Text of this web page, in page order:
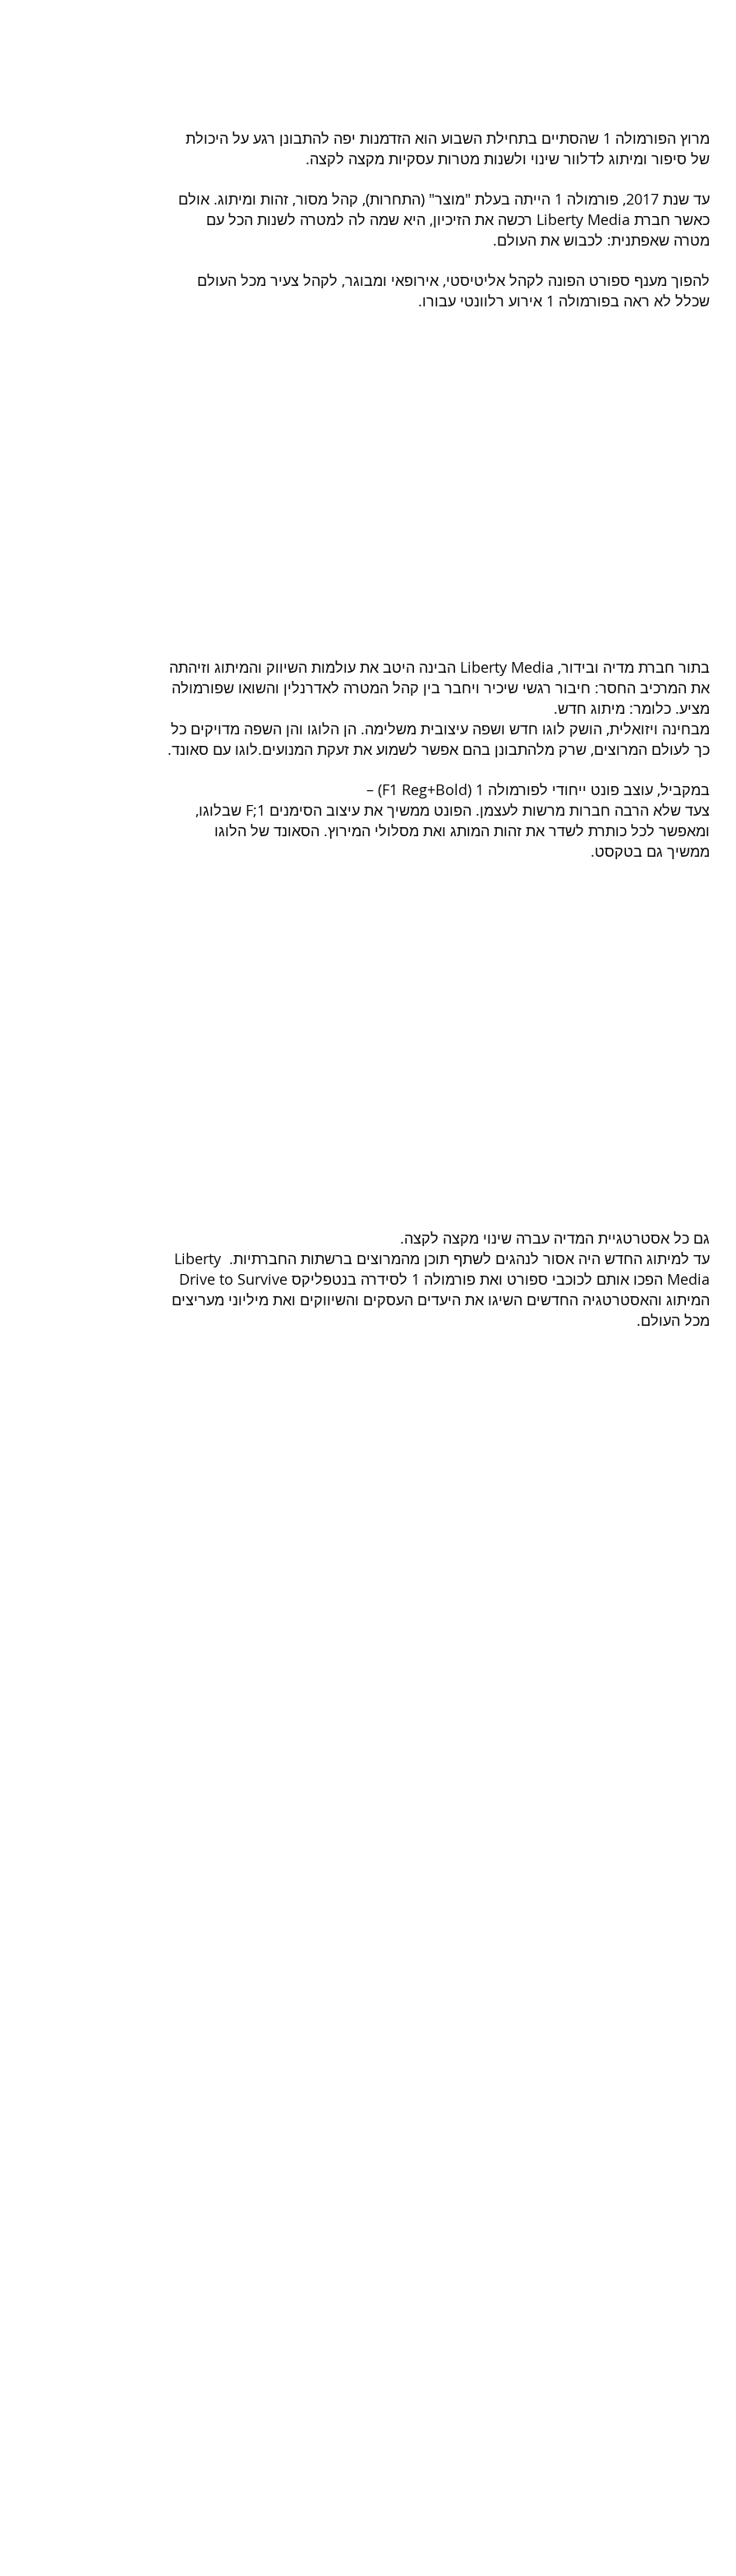
מרוץ הפורמולה 1 שהסתיים בתחילת השבוע הוא הזדמנות יפה להתבונן רגע על היכולת
של סיפור ומיתוג לדלוור שינוי ולשנות מטרות עסקיות מקצה לקצה.
עד שנת 2017, פורמולה 1 הייתה בעלת "מוצר" (התחרות), קהל מסור, זהות ומיתוג. אולם
כאשר חברת Liberty Media רכשה את הזיכיון, היא שמה לה למטרה לשנות הכל עם
מטרה שאפתנית: לכבוש את העולם.
להפוך מענף ספורט הפונה לקהל אליטיסטי, אירופאי ומבוגר, לקהל צעיר מכל העולם
שכלל לא ראה בפורמולה 1 אירוע רלוונטי עבורו.
בתור חברת מדיה ובידור, Liberty Media הבינה היטב את עולמות השיווק והמיתוג וזיהתה
את המרכיב החסר: חיבור רגשי שיכיר ויחבר בין קהל המטרה לאדרנלין והשואו שפורמולה
מציע. כלומר: מיתוג חדש.
מבחינה ויזואלית, הושק לוגו חדש ושפה עיצובית משלימה. הן הלוגו והן השפה מדויקים כל
כך לעולם המרוצים, שרק מלהתבונן בהם אפשר לשמוע את זעקת המנועים.לוגו עם סאונד.
במקביל, עוצב פונט ייחודי לפורמולה 1 (F1 Reg+Bold) –
צעד שלא הרבה חברות מרשות לעצמן. הפונט ממשיך את עיצוב הסימנים F;1 שבלוגו,
ומאפשר לכל כותרת לשדר את זהות המותג ואת מסלולי המירוץ. הסאונד של הלוגו
ממשיך גם בטקסט.
גם כל אסטרטגיית המדיה עברה שינוי מקצה לקצה.
עד למיתוג החדש היה אסור לנהגים לשתף תוכן מהמרוצים ברשתות החברתיות. Liberty
Media הפכו אותם לכוכבי ספורט ואת פורמולה 1 לסידרה בנטפליקס Drive to Survive
המיתוג והאסטרטגיה החדשים השיגו את היעדים העסקים והשיווקים ואת מיליוני מעריצים
מכל העולם.